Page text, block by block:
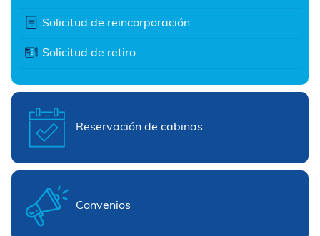
Solicitud de reincorporación
Solicitud de retiro
Reservación de cabinas
Convenios